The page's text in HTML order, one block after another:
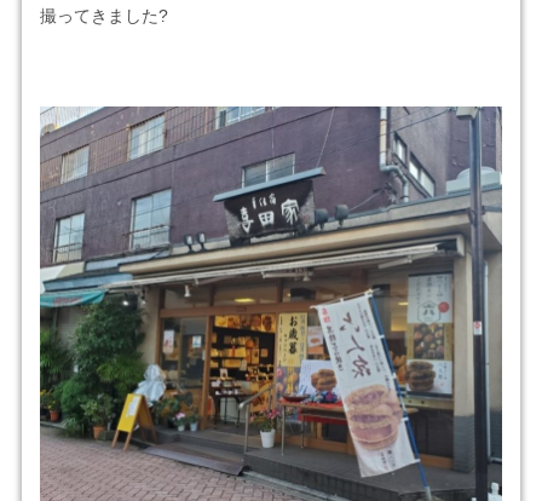
撮ってきました?